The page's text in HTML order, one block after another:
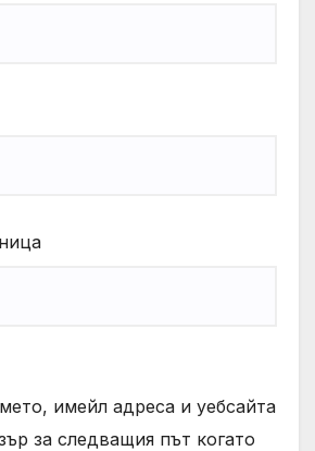
имейл адреса и уебсайта
за следващия път когато